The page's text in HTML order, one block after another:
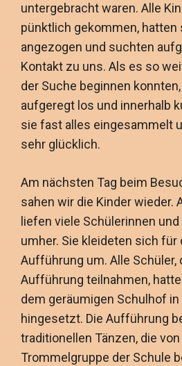
untergebracht waren. Alle
pünktlich gekommen, hatten
angezogen und suchten
Kontakt zu uns. Als es so
der Suche beginnen
aufgeregt los und innerhalb
sie fast alles eingesammelt
sehr glücklich.
Am nächsten Tag beim
sahen wir die Kinder wieder.
liefen viele Schülerinnen
umher. Sie kleideten sich
Aufführung um. Alle Schüler,
Aufführung teilnahmen,
dem geräumigen Schulhof in
hingesetzt. Die Aufführung
traditionellen Tänzen, die
Trommelgruppe der Schule